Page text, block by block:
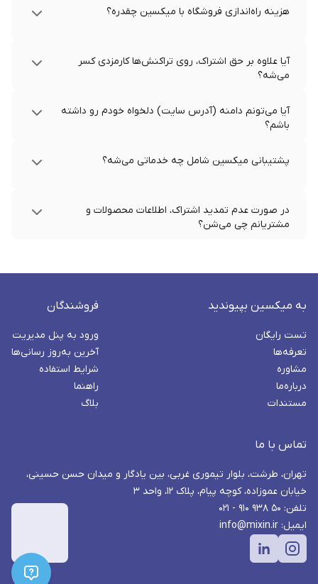
هزینه راه‌اندازی فروشگاه با میکسین چقدره؟
آیا علاوه بر حق اشتراک، روی تراکنش‌ها کارمزدی کسر
می‌شه؟
آیا می‌تونم دامنه (آدرس سایت) دلخواه خودم رو داشته
باشم؟
پشتیبانی میکسین شامل چه خدماتی می‌شه؟
در صورت عدم تمدید اشتراک، اطلاعات محصولات و
مشتریانم چی می‌شن؟
به میکسین بپیوندید
تست رایگان
تعرفه‌ها
مشاوره
درباره‌ما
مستندات
فروشندگان
ورود به پنل مدیریت
آخرین به‌روز رسانی‌ها
شرایط استفاده
راهنما
بلاگ
تماس با ما
تهران، طرشت، بلوار تیموری غربی، بین یادگار و میدان حسن حسینی،
خیابان عموزاده، کوچه پیام، پلاک ۱۲، واحد ۳
تلفن: ۵۰ ۹۳۸ ۹۱۰ - ۰۲۱
ایمیل: info@mixin.ir